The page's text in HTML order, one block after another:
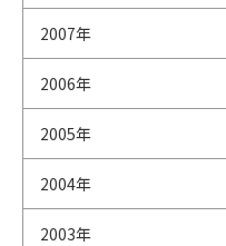
2007年
2006年
2005年
2004年
2003年